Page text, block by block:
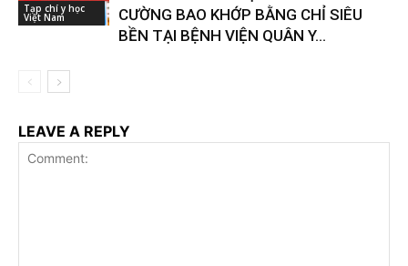
Tạp chí y học
Việt Nam
CƯỜNG BAO KHỚP BẰNG CHỈ SIÊU
BỀN TẠI BỆNH VIỆN QUÂN Y...
LEAVE A REPLY